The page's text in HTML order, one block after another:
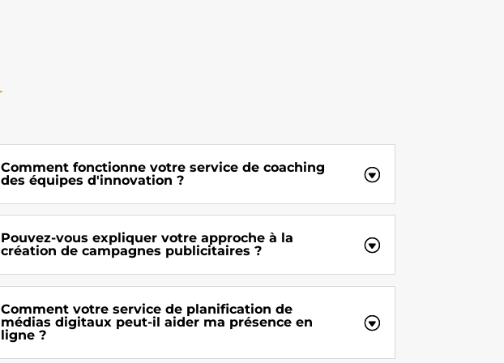
Comment fonctionne votre service de coaching
des équipes d'innovation ?
Pouvez-vous expliquer votre approche à la
création de campagnes publicitaires ?
Comment votre service de planification de
médias digitaux peut-il aider ma présence en
ligne ?